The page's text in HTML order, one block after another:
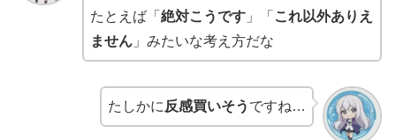
たとえば「 絶対こうです」「 これ以外ありえ
ません」みたいな考え方だな
たしかに反感買いそう ですね…